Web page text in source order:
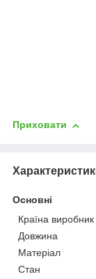
Приховати
Основні
Країна виробник
Довжина
Матеріал
Стан